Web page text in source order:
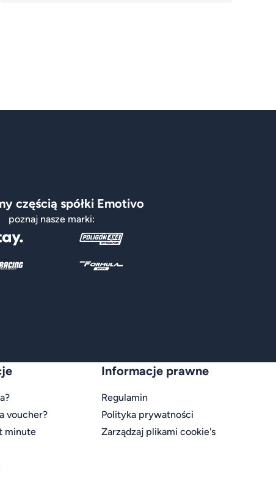
częścią spółki Emotivo
poznaj nasze marki:
voucher?
minute
Informacje prawne
Regulamin
Polityka prywatności
Zarządzaj plikami cookie's